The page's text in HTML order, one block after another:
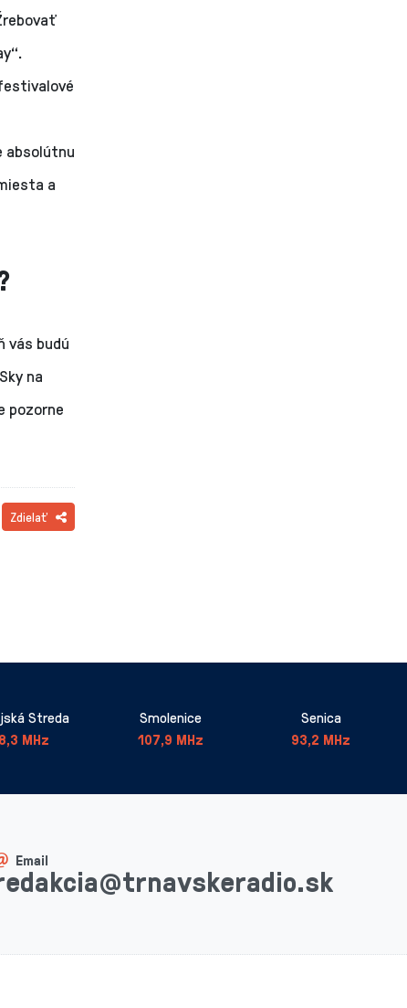
absolútnu
a
vás budú
na
pozorne
Zdielať
Streda
MHz
Smolenice
107,9 MHz
Senica
93,2 MHz
Email